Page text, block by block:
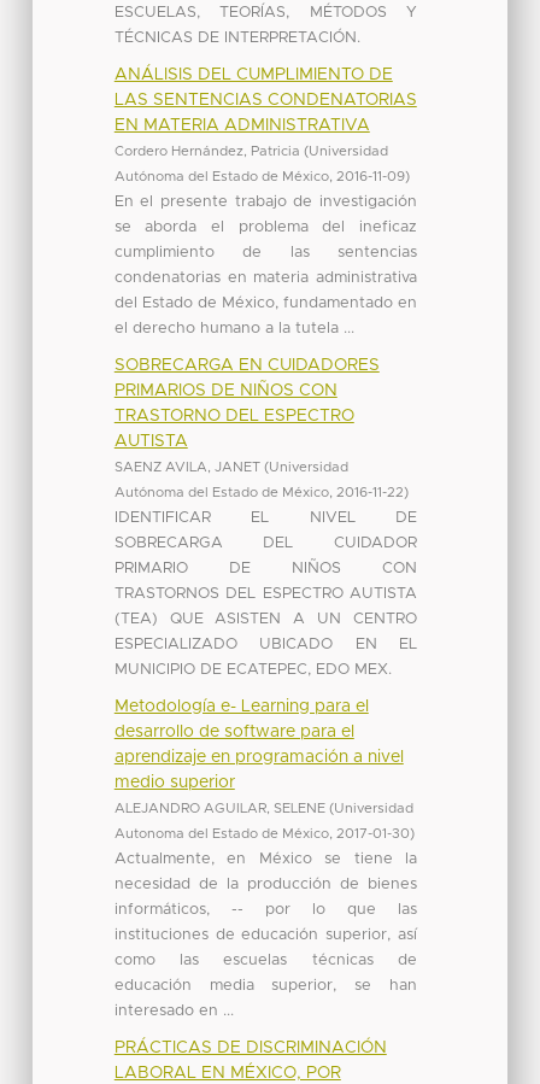
ESCUELAS, TEORÍAS, MÉTODOS Y
TÉCNICAS DE INTERPRETACIÓN.
ANÁLISIS DEL CUMPLIMIENTO DE
LAS SENTENCIAS CONDENATORIAS
EN MATERIA ADMINISTRATIVA
Cordero Hernández, Patricia (Universidad
Autónoma del Estado de México, 2016-11-09)
En el presente trabajo de investigación
se aborda el problema del ineficaz
cumplimiento de las sentencias
condenatorias en materia administrativa
del Estado de México, fundamentado en
el derecho humano a la tutela ...
SOBRECARGA EN CUIDADORES
PRIMARIOS DE NIÑOS CON
TRASTORNO DEL ESPECTRO
AUTISTA
SAENZ AVILA, JANET (Universidad
Autónoma del Estado de México, 2016-11-22)
IDENTIFICAR EL NIVEL DE
SOBRECARGA DEL CUIDADOR
PRIMARIO DE NIÑOS CON
TRASTORNOS DEL ESPECTRO AUTISTA
(TEA) QUE ASISTEN A UN CENTRO
ESPECIALIZADO UBICADO EN EL
MUNICIPIO DE ECATEPEC, EDO MEX.
Metodología e- Learning para el
desarrollo de software para el
aprendizaje en programación a nivel
medio superior
ALEJANDRO AGUILAR, SELENE (Universidad
Autonoma del Estado de México, 2017-01-30)
Actualmente, en México se tiene la
necesidad de la producción de bienes
informáticos, -- por lo que las
instituciones de educación superior, así
como las escuelas técnicas de
educación media superior, se han
interesado en ...
PRÁCTICAS DE DISCRIMINACIÓN
LABORAL EN MÉXICO, POR